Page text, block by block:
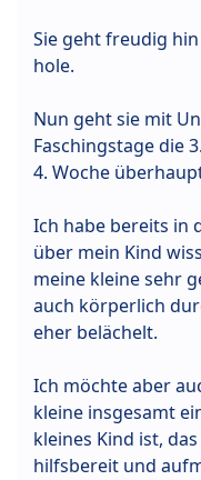
Sie geht freudig
hole.
Nun geht sie mit
Faschingstage die
4. Woche
Ich habe bereits in
über mein Kind
meine kleine sehr
auch körperlich
eher belächelt.
Ich möchte aber
kleine insgesamt
kleines Kind ist,
hilfsbereit und